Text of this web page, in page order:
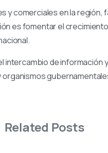
y comerciales en la región,
es fomentar el crecimiento
intercambio de información
Related Posts